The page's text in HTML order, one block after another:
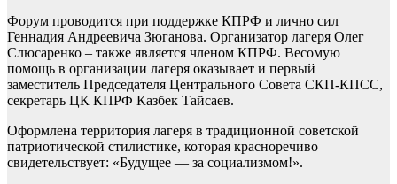
Форум проводится при поддержке КПРФ и лично сил
Геннадия Андреевича Зюганова. Организатор лагеря Олег
Слюсаренко – также является членом КПРФ. Весомую
помощь в организации лагеря оказывает и первый
заместитель Председателя Центрального Совета СКП-КПСС,
секретарь ЦК КПРФ Казбек Тайсаев.
Оформлена территория лагеря в традиционной советской
патриотической стилистике, которая красноречиво
свидетельствует: «Будущее — за социализмом!».